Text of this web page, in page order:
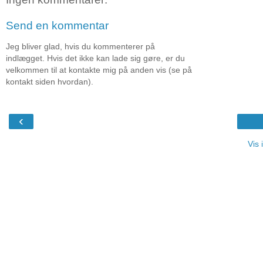
Send en kommentar
Jeg bliver glad, hvis du kommenterer på
indlægget. Hvis det ikke kan lade sig gøre, er du
velkommen til at kontakte mig på anden vis (se på
kontakt siden hvordan).
‹
Vis